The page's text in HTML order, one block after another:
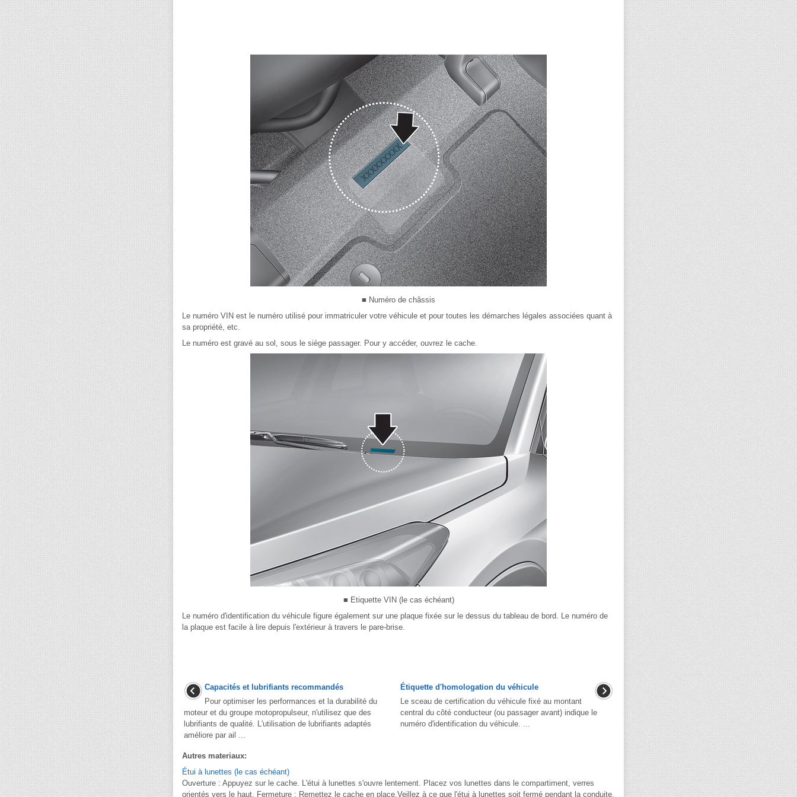
■ Numéro de châssis
Le numéro VIN est le numéro utilisé pour immatriculer votre véhicule et pour toutes les démarches légales associées quant à
sa propriété, etc.
Le numéro est gravé au sol, sous le siège passager. Pour y accéder, ouvrez le cache.
■ Etiquette VIN (le cas échéant)
Le numéro d'identification du véhicule figure également sur une plaque fixée sur le dessus du tableau de bord. Le numéro de
la plaque est facile à lire depuis l'extérieur à travers le pare-brise.
Capacités et lubrifiants recommandés
Pour optimiser les performances et la durabilité du
moteur et du groupe motopropulseur, n'utilisez que des
lubrifiants de qualité. L'utilisation de lubrifiants adaptés
améliore par ail ...
Étiquette d'homologation du véhicule
Le sceau de certification du véhicule fixé au montant
central du côté conducteur (ou passager avant) indique le
numéro d'identification du véhicule. ...
Autres materiaux:
Étui à lunettes (le cas échéant)
Ouverture : Appuyez sur le cache. L'étui à lunettes s'ouvre lentement. Placez vos lunettes dans le compartiment, verres
orientés vers le haut. Fermeture : Remettez le cache en place.Veillez à ce que l'étui à lunettes soit fermé pendant la conduite.